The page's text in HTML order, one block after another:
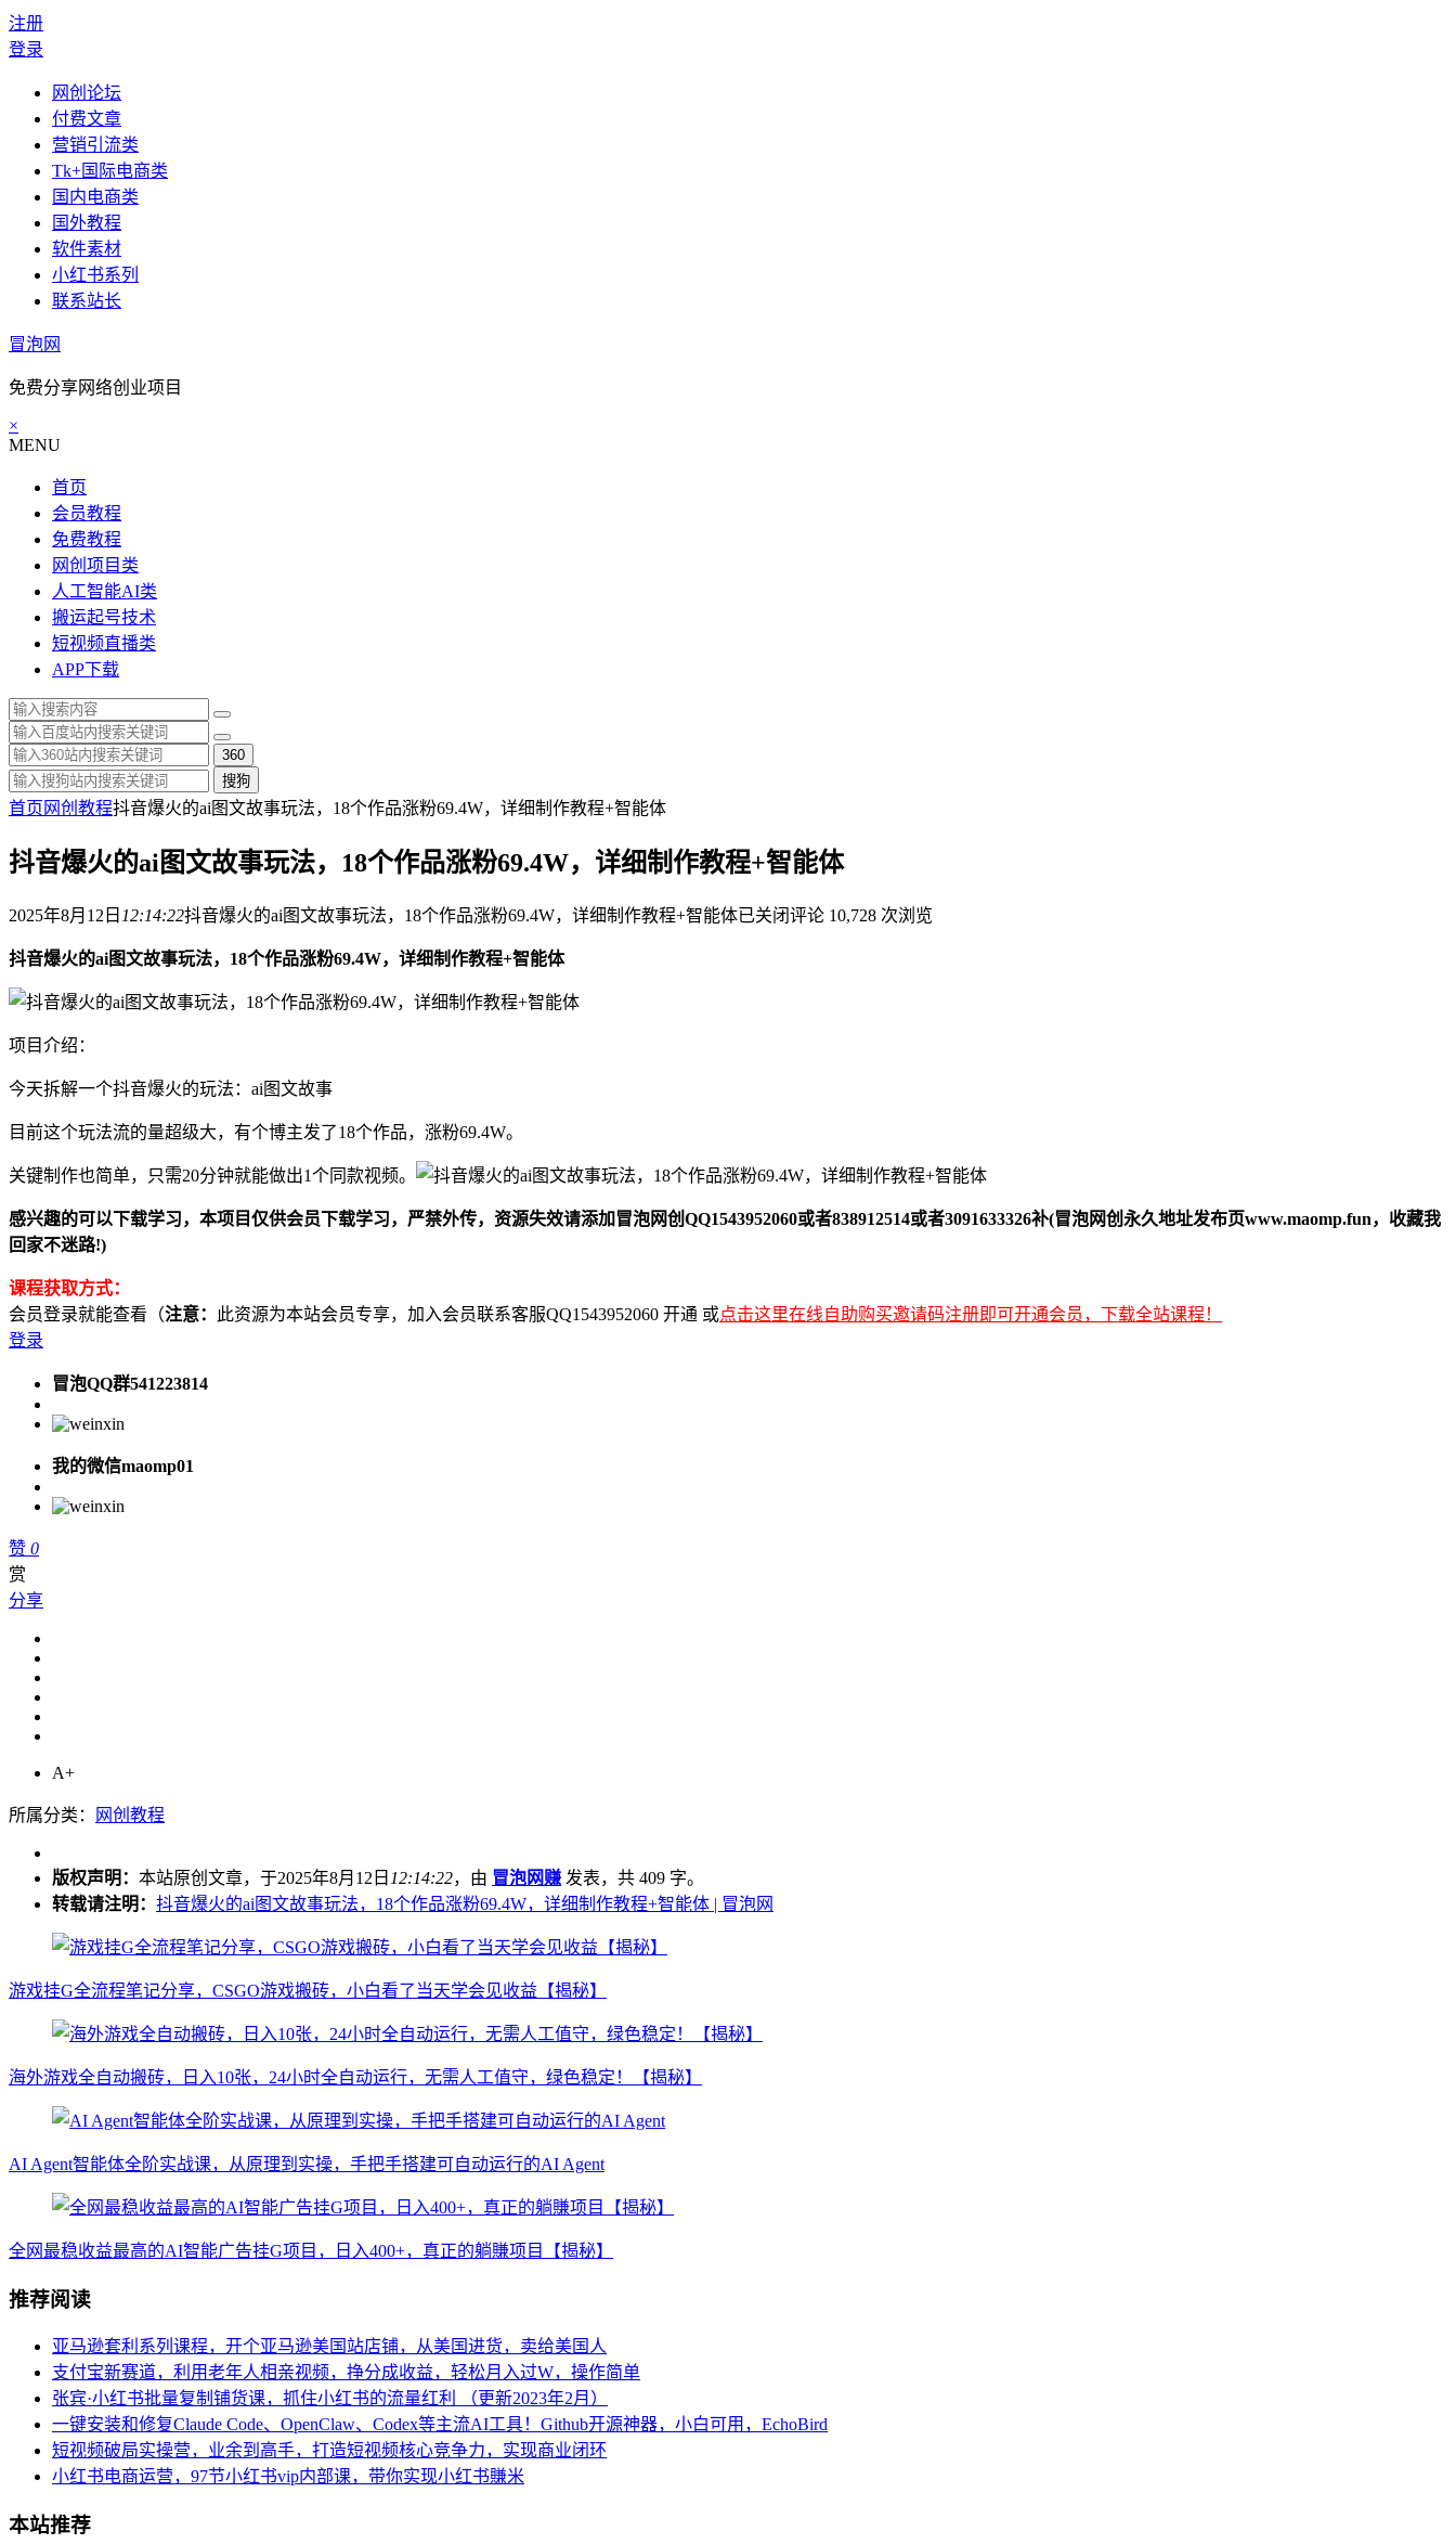
注册
登录
网创论坛
付费文章
营销引流类
Tk+国际电商类
国内电商类
国外教程
软件素材
小红书系列
联系站长
冒泡网
免费分享网络创业项目
×
MENU
首页
会员教程
免费教程
网创项目类
人工智能AI类
搬运起号技术
短视频直播类
APP下载
360
搜狗
首页 网创教程抖音爆火的ai图文故事玩法，18个作品涨粉69.4W，详细制作教程+智能体
抖音爆火的ai图文故事玩法，18个作品涨粉69.4W，详细制作教程+智能体
2025年8月12日 12:14:22抖音爆火的ai图文故事玩法，18个作品涨粉69.4W，详细制作教程+智能体已关闭评论 10,728 次浏览
抖音爆火的ai图文故事玩法，18个作品涨粉69.4W，详细制作教程+智能体
项目介绍：
今天拆解一个抖音爆火的玩法：ai图文故事
目前这个玩法流的量超级大，有个博主发了18个作品，涨粉69.4W。
关键制作也简单，只需20分钟就能做出1个同款视频。
感兴趣的可以下载学习，本项目仅供会员下载学习，严禁外传，资源失效请添加冒泡网创QQ1543952060或者838912514或者3091633326补(冒泡网创永久地址发布页www.maomp.fun，收藏我
回家不迷路!)
课程获取方式：
会员登录就能查看（注意： 此资源为本站会员专享，加入会员联系客服QQ1543952060 开通 或点击这里在线自助购买邀请码注册即可开通会员，下载全站课程！
登录
冒泡QQ群541223814
我的微信maomp01
赞 0
赏
分享
A+
所属分类： 网创教程
版权声明： 本站原创文章，于2025年8月12日 12:14:22，由 冒泡网赚 发表，共 409 字。
转载请注明： 抖音爆火的ai图文故事玩法，18个作品涨粉69.4W，详细制作教程+智能体 | 冒泡网
游戏挂G全流程笔记分享，CSGO游戏搬砖，小白看了当天学会见收益【揭秘】
海外游戏全自动搬砖，日入10张，24小时全自动运行，无需人工值守，绿色稳定！【揭秘】
AI Agent智能体全阶实战课，从原理到实操，手把手搭建可自动运行的AI Agent
全网最稳收益最高的AI智能广告挂G项目，日入400+，真正的躺賺项目【揭秘】
推荐阅读
亚马逊套利系列课程，开个亚马逊美国站店铺，从美国进货，卖给美国人
支付宝新赛道，利用老年人相亲视频，挣分成收益，轻松月入过W，操作简单
张宾·小红书批量复制铺货课，抓住小红书的流量红利 （更新2023年2月）
一键安装和修复Claude Code、OpenClaw、Codex等主流AI工具！Github开源神器，小白可用，EchoBird
短视频破局实操营，业余到高手，打造短视频核心竞争力，实现商业闭环
小红书电商运营，97节小红书vip内部课，带你实现小红书賺米
本站推荐